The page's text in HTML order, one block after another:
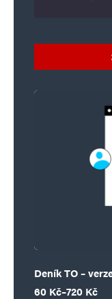
Deník TO –
60 Kč–720 Kč
Rozpětí cen: 60